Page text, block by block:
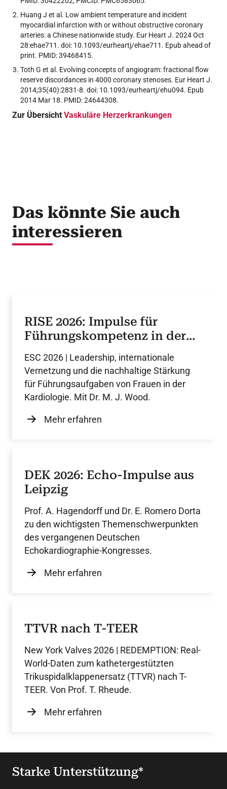
Huang J et al. Low ambient temperature and incident
myocardial infarction with or without obstructive coronary
arteries: a Chinese nationwide study. Eur Heart J. 2024 Oct
28:ehae711. doi: 10.1093/eurheartj/ehae711. Epub ahead of
print. PMID: 39468415.
Toth G et al. Evolving concepts of angiogram: fractional flow
reserve discordances in 4000 coronary stenoses. Eur Heart J.
2014;35(40):2831-8. doi: 10.1093/eurheartj/ehu094. Epub
2014 Mar 18. PMID: 24644308.
Zur Übersicht Vaskuläre Herzerkrankungen
Das könnte Sie auch
interessieren
RISE 2026: Impulse für
Führungskompetenz in der
Kardiologie
ESC 2026 | Leadership, internationale
Vernetzung und die nachhaltige Stärkung
für Führungsaufgaben von Frauen in der
Kardiologie. Mit Dr. M. J. Wood.
Mehr erfahren
DEK 2026: Echo-Impulse aus
Leipzig
Prof. A. Hagendorff und Dr. E. Romero Dorta
zu den wichtigsten Themenschwerpunkten
des vergangenen Deutschen
Echokardiographie-Kongresses.
Mehr erfahren
TTVR nach T-TEER
New York Valves 2026 | REDEMPTION: Real-
World-Daten zum kathetergestützten
Trikuspidalklappenersatz (TTVR) nach T-
TEER. Von Prof. T. Rheude.
Mehr erfahren
Starke Unterstützung*